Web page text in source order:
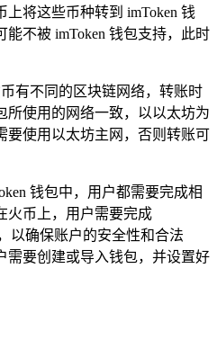
上将这些币种转到 imToken 钱
不被 imToken 钱包支持，此时
有不同的区块链网络，转账时
所使用的网络一致，以以太坊为
要使用以太坊主网，否则转账可
钱包中，用户都需要完成相
火币上，用户需要完成
以确保账户的安全性和合法
需要创建或导入钱包，并设置好